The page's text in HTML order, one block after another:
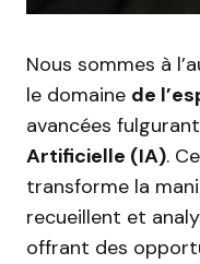
Nous sommes à
le domaine de
avancées
Artificielle (IA).
transforme la
recueillent et
offrant des